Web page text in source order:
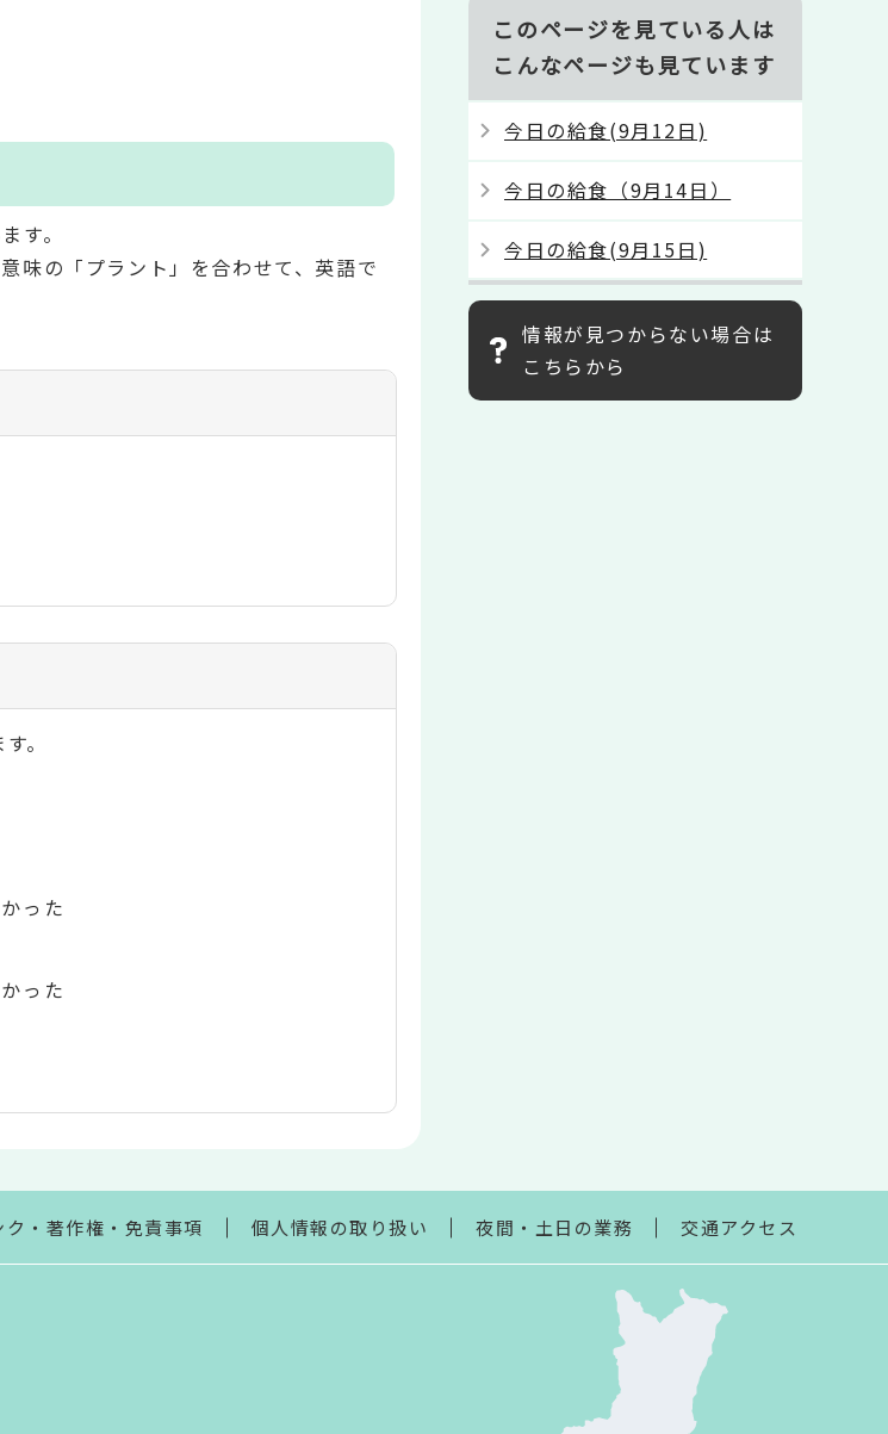
す。
味の「プラント」を合わせて、英語で
。
った
った
このページを見ている人は
こんなページも見ています
今日の給食(9月12日)
今日の給食（9月14日）
今日の給食(9月15日)
情報が見つからない場合は
こちらから
ク・著作権・免責事項 個人情報の取り扱い 夜間・土日の業務 交通アクセス